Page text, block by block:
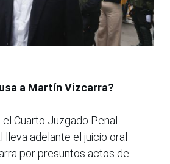
a Martín Vizcarra?
Cuarto Juzgado Penal
lleva adelante el juicio oral
por presuntos actos de